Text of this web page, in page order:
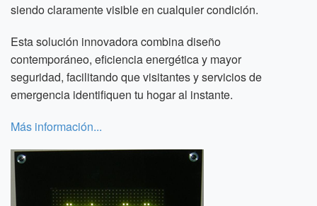
siendo claramente visible en cualquier condición.
Esta solución innovadora combina diseño
contemporáneo, eficiencia energética y mayor
seguridad, facilitando que visitantes y servicios de
emergencia identifiquen tu hogar al instante.
Más información...